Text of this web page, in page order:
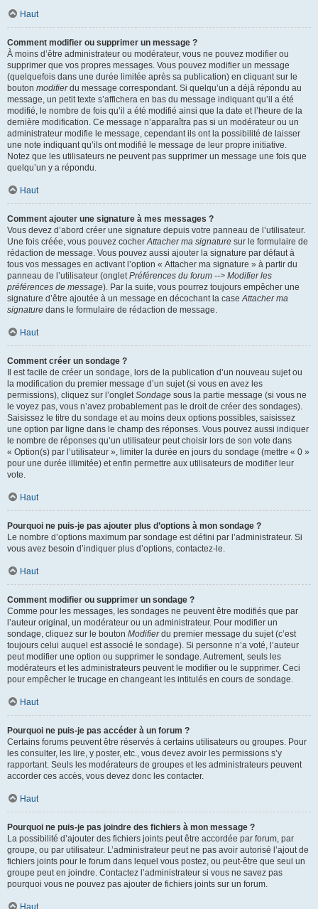
Haut
Comment modifier ou supprimer un message ?
À moins d’être administrateur ou modérateur, vous ne pouvez modifier ou
supprimer que vos propres messages. Vous pouvez modifier un message
(quelquefois dans une durée limitée après sa publication) en cliquant sur le
bouton modifierdu message correspondant. Si quelqu’un a déjà répondu au
message, un petit texte s’affichera en bas du message indiquant qu’il a été
modifié, le nombre de fois qu’il a été modifié ainsi que la date et l’heure de la
dernière modification. Ce message n’apparaîtra pas si un modérateur ou un
administrateur modifie le message, cependant ils ont la possibilité de laisser
une note indiquant qu’ils ont modifié le message de leur propre initiative.
Notez que les utilisateurs ne peuvent pas supprimer un message une fois que
quelqu’un y a répondu.
Haut
Comment ajouter une signature à mes messages ?
Vous devez d’abord créer une signature depuis votre panneau de l’utilisateur.
Une fois créée, vous pouvez cocher Attacher ma signature sur le formulaire de
rédaction de message. Vous pouvez aussi ajouter la signature par défaut à
tous vos messages en activant l’option « Attacher ma signature » à partir du
panneau de l’utilisateur (onglet Préférences du forum --> Modifier les
préférences de message). Par la suite, vous pourrez toujours empêcher une
signature d’être ajoutée à un message en décochant la case Attacher ma
signature dans le formulaire de rédaction de message.
Haut
Comment créer un sondage ?
Il est facile de créer un sondage, lors de la publication d’un nouveau sujet ou
la modification du premier message d’un sujet (si vous en avez les
permissions), cliquez sur l’onglet Sondage sous la partie message (si vous ne
le voyez pas, vous n’avez probablement pas le droit de créer des sondages).
Saisissez le titre du sondage et au moins deux options possibles, saisissez
une option par ligne dans le champ des réponses. Vous pouvez aussi indiquer
le nombre de réponses qu’un utilisateur peut choisir lors de son vote dans
« Option(s) par l’utilisateur », limiter la durée en jours du sondage (mettre « 0 »
pour une durée illimitée) et enfin permettre aux utilisateurs de modifier leur
vote.
Haut
Pourquoi ne puis-je pas ajouter plus d’options à mon sondage ?
Le nombre d’options maximum par sondage est défini par l’administrateur. Si
vous avez besoin d’indiquer plus d’options, contactez-le.
Haut
Comment modifier ou supprimer un sondage ?
Comme pour les messages, les sondages ne peuvent être modifiés que par
l’auteur original, un modérateur ou un administrateur. Pour modifier un
sondage, cliquez sur le bouton Modifierdu premier message du sujet (c’est
toujours celui auquel est associé le sondage). Si personne n’a voté, l’auteur
peut modifier une option ou supprimer le sondage. Autrement, seuls les
modérateurs et les administrateurs peuvent le modifier ou le supprimer. Ceci
pour empêcher le trucage en changeant les intitulés en cours de sondage.
Haut
Pourquoi ne puis-je pas accéder à un forum ?
Certains forums peuvent être réservés à certains utilisateurs ou groupes. Pour
les consulter, les lire, y poster, etc., vous devez avoir les permissions s’y
rapportant. Seuls les modérateurs de groupes et les administrateurs peuvent
accorder ces accès, vous devez donc les contacter.
Haut
Pourquoi ne puis-je pas joindre des fichiers à mon message ?
La possibilité d’ajouter des fichiers joints peut être accordée par forum, par
groupe, ou par utilisateur. L’administrateur peut ne pas avoir autorisé l’ajout de
fichiers joints pour le forum dans lequel vous postez, ou peut-être que seul un
groupe peut en joindre. Contactez l’administrateur si vous ne savez pas
pourquoi vous ne pouvez pas ajouter de fichiers joints sur un forum.
Haut